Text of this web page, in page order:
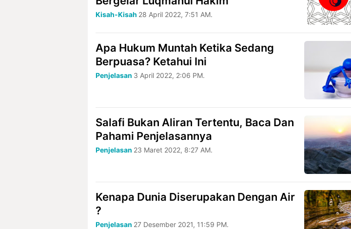
Kisah-Kisah 28 April 2022, 7:51 AM.
Apa Hukum Muntah Ketika Sedang
Berpuasa? Ketahui Ini
Penjelasan 3 April 2022, 2:06 PM.
Salafi Bukan Aliran Tertentu, Baca Dan
Pahami Penjelasannya
Penjelasan 23 Maret 2022, 8:27 AM.
Kenapa Dunia Diserupakan Dengan Air
?
Penjelasan 27 Desember 2021, 11:59 PM.